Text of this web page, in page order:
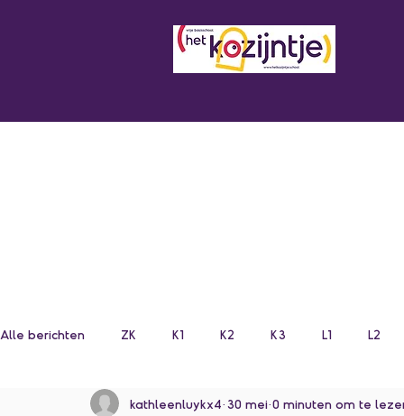
Alle berichten ZK K1 K2 K3 L1 L2
kathleenluykx4 30 mei 0 minuten om te